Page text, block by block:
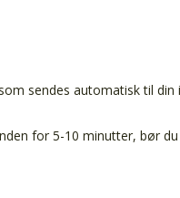
sendes automatisk til
for 5-10 minutter, bør